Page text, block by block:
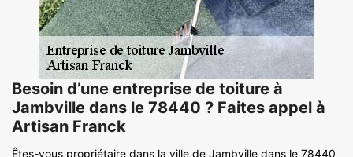
Besoin d’une entreprise de toiture à
Jambville dans le 78440 ? Faites appel à
Artisan Franck
Êtes-vous propriétaire dans la ville de Jambville dans le 78440